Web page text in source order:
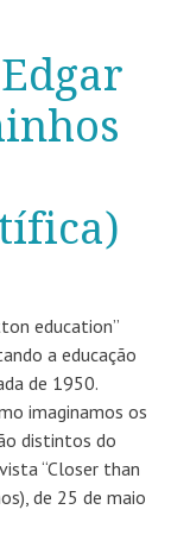
education”
a educação
de 1950.
imaginamos os
distintos do
“Closer than
de 25 de maio